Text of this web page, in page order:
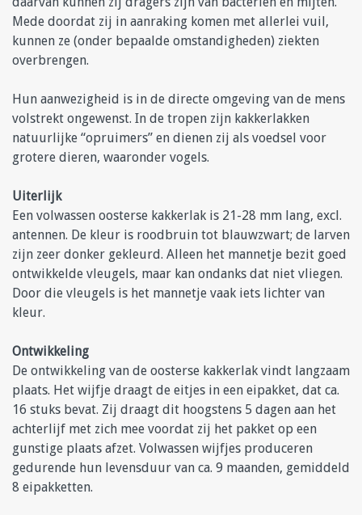
Mede doordat zij in aanraking komen met allerlei vuil,
kunnen ze (onder bepaalde omstandigheden) ziekten
overbrengen.
Hun aanwezigheid is in de directe omgeving van de mens
volstrekt ongewenst. In de tropen zijn kakkerlakken
natuurlijke “opruimers” en dienen zij als voedsel voor
grotere dieren, waaronder vogels.
Uiterlijk
Een volwassen oosterse kakkerlak is 21-28 mm lang, excl.
antennen. De kleur is roodbruin tot blauwzwart; de larven
zijn zeer donker gekleurd. Alleen het mannetje bezit goed
ontwikkelde vleugels, maar kan ondanks dat niet vliegen.
Door die vleugels is het mannetje vaak iets lichter van
kleur.
Ontwikkeling
De ontwikkeling van de oosterse kakkerlak vindt langzaam
plaats. Het wijfje draagt de eitjes in een eipakket, dat ca.
16 stuks bevat. Zij draagt dit hoogstens 5 dagen aan het
achterlijf met zich mee voordat zij het pakket op een
gunstige plaats afzet. Volwassen wijfjes produceren
gedurende hun levensduur van ca. 9 maanden, gemiddeld
8 eipakketten.